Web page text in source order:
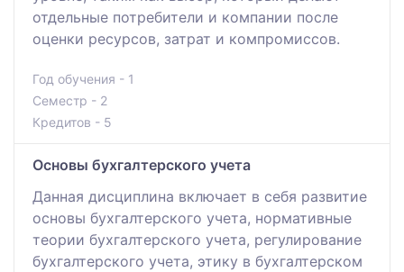
отдельные потребители и компании после
оценки ресурсов, затрат и компромиссов.
Год обучения - 1
Семестр - 2
Кредитов - 5
Основы бухгалтерского учета
Данная дисциплина включает в себя развитие
основы бухгалтерского учета, нормативные
теории бухгалтерского учета, регулирование
бухгалтерского учета, этику в бухгалтерском